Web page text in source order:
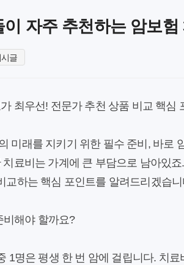
이 자주 추천하는 암보
글
최우선! 전문가 추천 상품 비교 핵심
미래를 지키기 위한 필수 준비, 바로
료비는 가계에 큰 부담으로 남아있
교하는 핵심 포인트를 알려드리겠습니
비해야 할까요?
1명은 평생 한 번 암에 걸립니다. 치